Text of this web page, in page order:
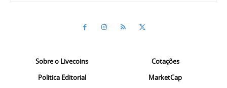
Sobre o Livecoins
Politica Editorial
Cotações
MarketCap